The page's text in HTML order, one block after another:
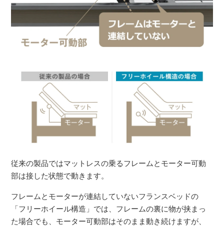
従来の製品ではマットレスの乗るフレームとモーター可動
部は接した状態で動きます。
フレームとモーターが連結していないフランスベッドの
「フリーホイール構造」では、フレームの裏に物が挟まっ
た場合でも、モーター可動部はそのまま動き続けますが、